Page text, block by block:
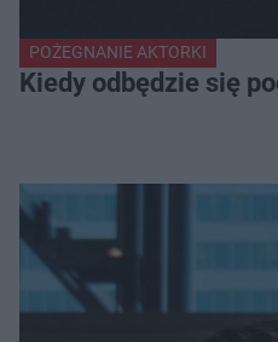
POŻEGNANIE AKTORKI
Kiedy odbędzie się